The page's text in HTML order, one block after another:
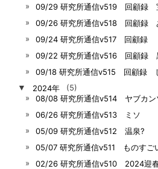
09/29 研究所通信v519 回顧録
09/26 研究所通信v518 回顧録
09/24 研究所通信v517 回顧録
09/22 研究所通信v516 回顧録
09/18 研究所通信v515 回顧録
▼
2024年
(5)
08/08 研究所通信v514 ヤブカン
06/26 研究所通信v513 ミソ
05/09 研究所通信v512 温泉?
05/07 研究所通信v511 ものすご
02/26 研究所通信v510 2024迎